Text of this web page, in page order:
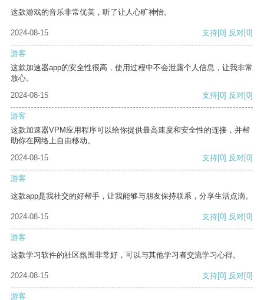
这款游戏的音乐非常优美，听了让人心旷神怡。
2024-08-15 支持[0] 反对[0]
游客
这款加速器app的安全性很高，使用过程中不会泄露个人信息，让我非常
放心。
2024-08-15
支持[0] 反对[0]
游客
这款加速器VPM应用程序可以给你提供最高速度和安全性的连接，并帮
助你在网络上自由移动。
2024-08-15
支持[0] 反对[0]
游客
这款app是我社交的好帮手，让我能够与朋友保持联系，分享生活点滴。
2024-08-15 支持[0] 反对[0]
游客
这款学习软件的社区氛围非常好，可以与其他学习者交流学习心得。
2024-08-15 支持[0] 反对[0]
游客